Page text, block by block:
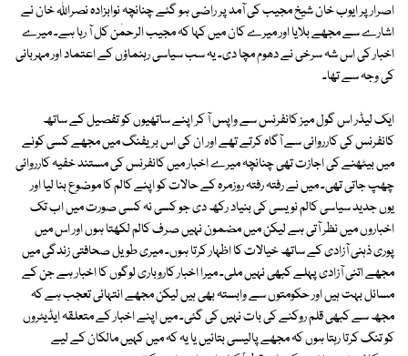
اصرار پر ایوب خان شیخ مجیب کی آمد پر راضی ہو گئے چنانچہ نوابزادہ نصراللہ خان نے
اشارے سے مجھے بلایا اور میرے کان میں کہا کہ مجیب الرحمٰن کل آ رہا ہے۔ میرے
اخبار کی اس شہ سرخی نے دھوم مچا دی۔ یہ سب سیاسی رہنماؤں کے اعتماد اور مہربانی
کی وجہ سے تھا۔
ایک لیڈر اس گول میز کانفرنس سے واپس آ کر اپنے ساتھیوں کو تفصیل کے ساتھ
کانفرنس کی کارروائی سے آگاہ کرتے تھے اور ان کی اس بریفنگ میں مجھے کسی کونے
میں بیٹھنے کی اجازت تھی چنانچہ میرے اخبار میں کانفرنس کی مستند خفیہ کارروائی
چھپ جاتی تھی۔ میں نے رفتہ رفتہ روزمرہ کے حالات کو اپنے کالم کا موضوع بنا لیا اور
یوں جدید سیاسی کالم نویسی کی بنیاد رکھ دی جو کسی نہ کسی صورت میں اب تک
اخباروں میں نظر آتی ہے لیکن میں مضمون نہیں صرف کالم لکھتا ہوں اور اس میں
پوری ذہنی آزادی کے ساتھ خیالات کا اظہار کرتا ہوں۔ میری طویل صحافتی زندگی میں
مجھے اتنی آزادی پہلے کبھی نہیں ملی۔ میرا اخبار کاروباری لوگوں کا اخبار ہے جن کے
مسائل بہت ہیں اور حکومتوں سے وابستہ بھی ہیں لیکن مجھے انتہائی تعجب ہے کہ
مجھ سے کبھی قلم روکنے کی بات نہیں کی گئی۔ میں اپنے اخبار کے متعلقہ ایڈیٹروں
کو تنگ کرتا رہتا ہوں کہ مجھے پالیسی بتائیں یا یہ کہ میں کہیں مالکان کے لیے